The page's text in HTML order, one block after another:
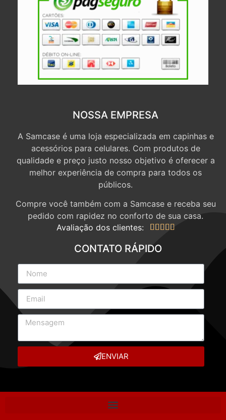
NOSSA EMPRESA
A Samcase é uma loja especializada em capinhas e
acessórios para celulares. Com produtos de
qualidade e preço justo nosso objetivo é oferecer a
melhor experiência de compra para todos os
públicos.
Compre você também com a Samcase e receba seu
pedido com rapidez no conforto de sua casa.
Avaliação dos clientes:
    
CONTATO RÁPIDO
ENVIAR